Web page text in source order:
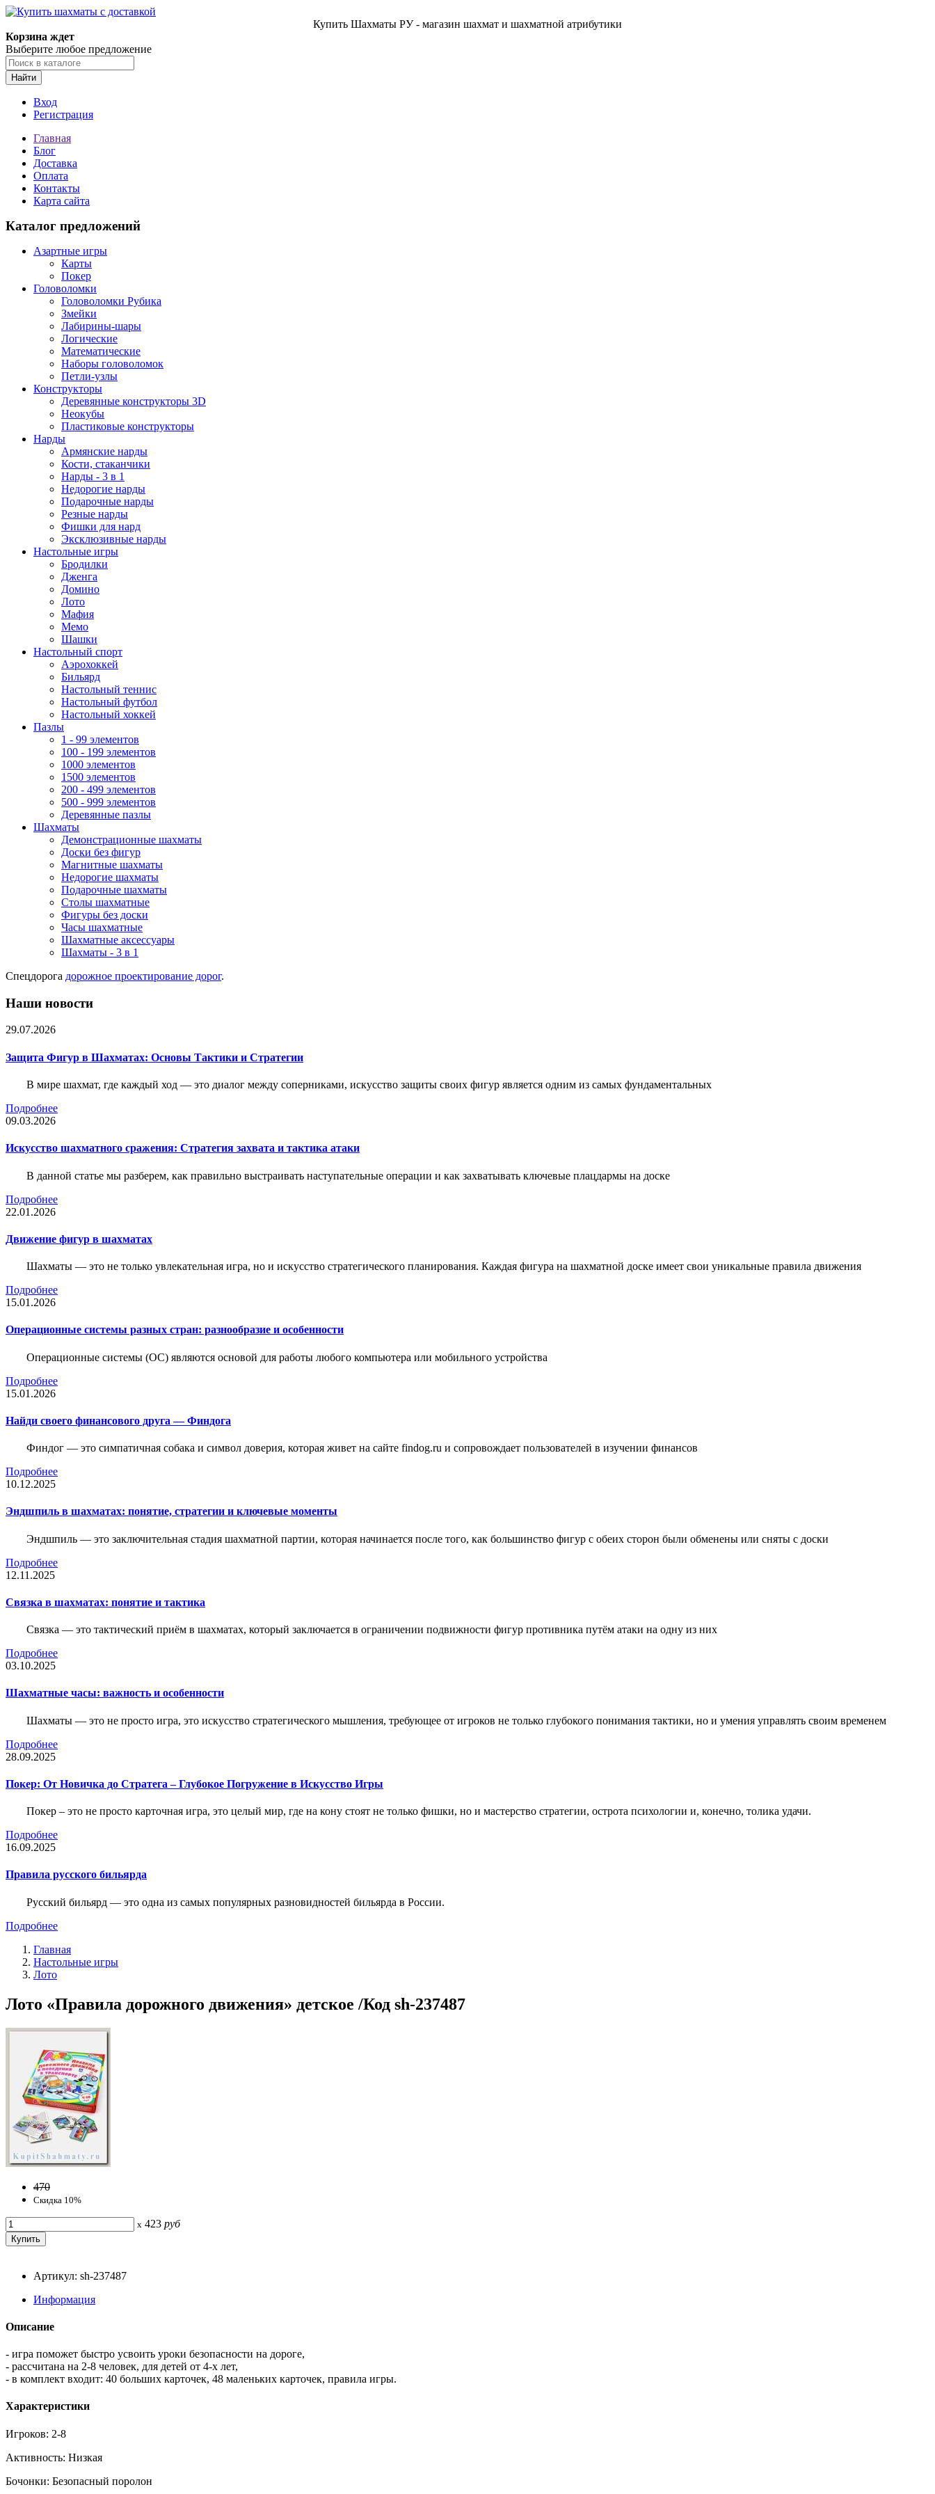
Купить Шахматы РУ - магазин шахмат и шахматной атрибутики
Корзина ждет
Выберите любое предложение
Найти
Вход
Регистрация
Главная
Блог
Доставка
Оплата
Контакты
Карта сайта
Каталог предложений
Азартные игры
Карты
Покер
Головоломки
Головоломки Рубика
Змейки
Лабирины-шары
Логические
Математические
Наборы головоломок
Петли-узлы
Конструкторы
Деревянные конструкторы 3D
Неокубы
Пластиковые конструкторы
Нарды
Армянские нарды
Кости, стаканчики
Нарды - 3 в 1
Недорогие нарды
Подарочные нарды
Резные нарды
Фишки для нард
Эксклюзивные нарды
Настольные игры
Бродилки
Дженга
Домино
Лото
Мафия
Мемо
Шашки
Настольный спорт
Аэрохоккей
Бильярд
Настольный теннис
Настольный футбол
Настольный хоккей
Пазлы
1 - 99 элементов
100 - 199 элементов
1000 элементов
1500 элементов
200 - 499 элементов
500 - 999 элементов
Деревянные пазлы
Шахматы
Демонстрационные шахматы
Доски без фигур
Магнитные шахматы
Недорогие шахматы
Подарочные шахматы
Столы шахматные
Фигуры без доски
Часы шахматные
Шахматные аксессуары
Шахматы - 3 в 1
Спецдорога дорожное проектирование дорог.
Наши новости
29.07.2026
Защита Фигур в Шахматах: Основы Тактики и Стратегии
В мире шахмат, где каждый ход — это диалог между соперниками, искусство защиты своих фигур является одним из самых фундаментальных
Подробнее
09.03.2026
Искусство шахматного сражения: Стратегия захвата и тактика атаки
В данной статье мы разберем, как правильно выстраивать наступательные операции и как захватывать ключевые плацдармы на доске
Подробнее
22.01.2026
Движение фигур в шахматах
Шахматы — это не только увлекательная игра, но и искусство стратегического планирования. Каждая фигура на шахматной доске имеет свои уникальные правила движения
Подробнее
15.01.2026
Операционные системы разных стран: разнообразие и особенности
Операционные системы (ОС) являются основой для работы любого компьютера или мобильного устройства
Подробнее
15.01.2026
Найди своего финансового друга — Финдога
Финдог — это симпатичная собака и символ доверия, которая живет на сайте findog.ru и сопровождает пользователей в изучении финансов
Подробнее
10.12.2025
Эндшпиль в шахматах: понятие, стратегии и ключевые моменты
Эндшпиль — это заключительная стадия шахматной партии, которая начинается после того, как большинство фигур с обеих сторон были обменены или сняты с доски
Подробнее
12.11.2025
Связка в шахматах: понятие и тактика
Связка — это тактический приём в шахматах, который заключается в ограничении подвижности фигур противника путём атаки на одну из них
Подробнее
03.10.2025
Шахматные часы: важность и особенности
Шахматы — это не просто игра, это искусство стратегического мышления, требующее от игроков не только глубокого понимания тактики, но и умения управлять своим временем
Подробнее
28.09.2025
Покер: От Новичка до Стратега – Глубокое Погружение в Искусство Игры
Покер – это не просто карточная игра, это целый мир, где на кону стоят не только фишки, но и мастерство стратегии, острота психологии и, конечно, толика удачи.
Подробнее
16.09.2025
Правила русского бильярда
Русский бильярд — это одна из самых популярных разновидностей бильярда в России.
Подробнее
Главная
Настольные игры
Лото
Лото «Правила дорожного движения» детское /Код sh-237487
470
Скидка 10%
x 423 руб
Артикул: sh-237487
Информация
Описание
- игра поможет быстро усвоить уроки безопасности на дороге,
- рассчитана на 2-8 человек, для детей от 4-х лет,
- в комплект входит: 40 больших карточек, 48 маленьких карточек, правила игры.
Характеристики
Игроков: 2-8
Активность: Низкая
Бочонки: Безопасный поролон